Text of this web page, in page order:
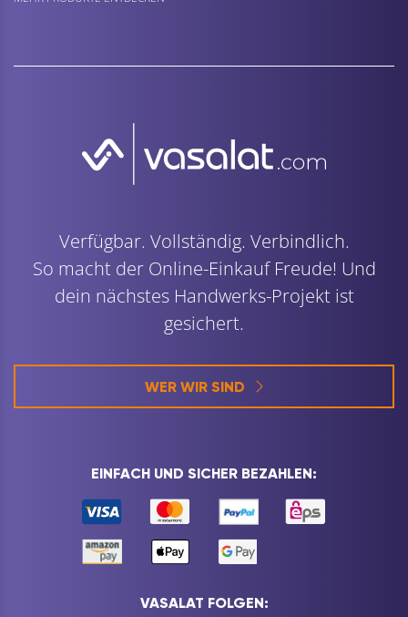
Verfügbar. Vollständig. Verbindlich.
So macht der Online-Einkauf Freude! Und
dein nächstes Handwerks-Projekt ist
gesichert.
WER WIR SIND
EINFACH UND SICHER BEZAHLEN:
VASALAT FOLGEN: